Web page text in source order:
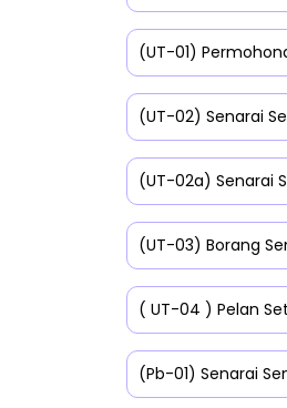
(UT-01)
(UT-02) Senarai
(UT-02a) Senarai
(UT-03) Borang
( UT-04 ) Pelan
(Pb-01) Senarai